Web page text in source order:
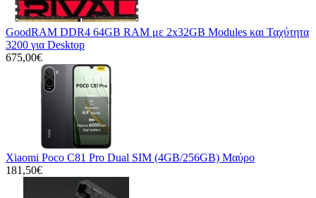
GoodRAM DDR4 64GB RAM με 2x32GB Modules και Ταχύτητα
3200 για Desktop
675,00€
Xiaomi Poco C81 Pro Dual SIM (4GB/256GB) Μαύρο
181,50€